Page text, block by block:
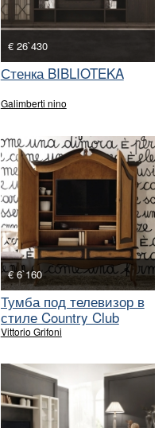
€ 26`430
Стенка BIBLIOTEKA
Galimberti nino
€ 6`160
Тумба под телевизор в
стиле Country Club
Vittorio Grifoni